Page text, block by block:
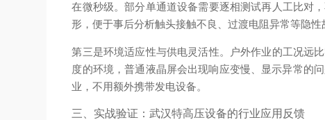
在微秒级。部分单通道设备需要逐相测试再人工比对
形，便于事后分析触头接触不良、过渡电阻异常等隐性
第三是环境适应性与供电灵活性。户外作业的工况远
度的环境，普通液晶屏会出现响应变慢、显示异常的
业，不用额外携带发电设备。
三、实战验证：武汉特高压设备的行业应用反馈